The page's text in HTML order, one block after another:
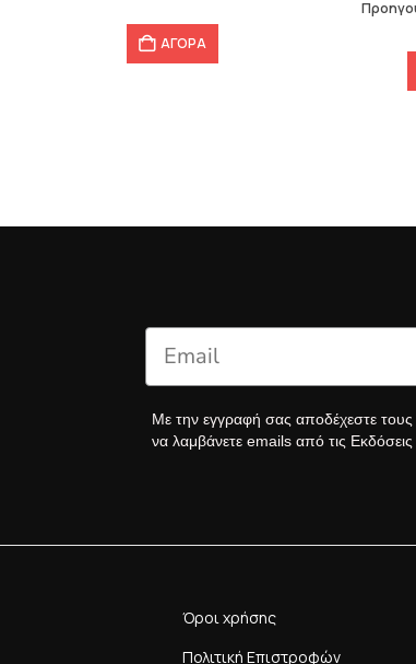
ΑΓΟΡΑ
Με την εγγραφή σας αποδέχεστε τους
να λαμβάνετε emails από τις
Όροι χρήσης
Πολιτική Επιστροφών